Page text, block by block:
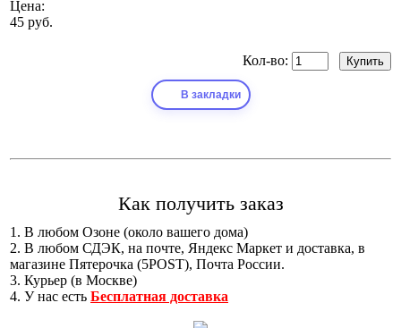
Цена:
45 руб.
Кол-во:
В закладки
Как получить заказ
1. В любом Озоне (около вашего дома)
2. В любом СДЭК, на почте, Яндекс Маркет и доставка, в
магазине Пятерочка (5POST), Почта России.
3. Курьер (в Москве)
4. У нас есть Бесплатная доставка